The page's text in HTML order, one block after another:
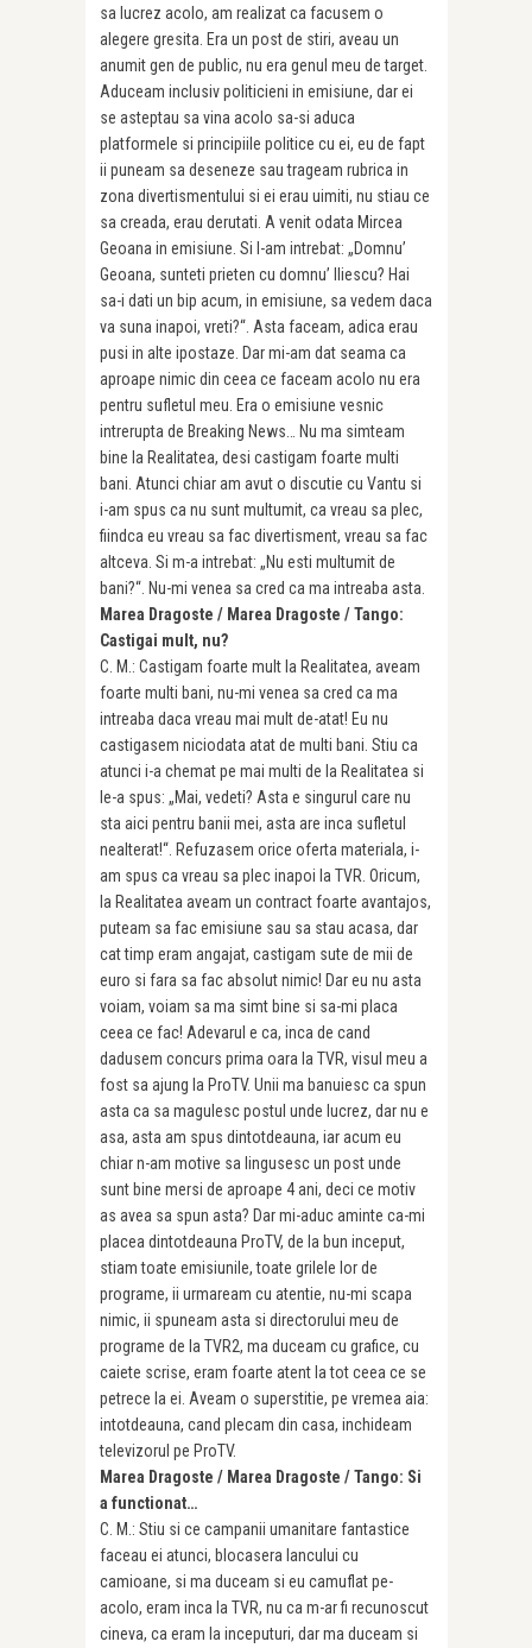
sa lucrez acolo, am realizat ca facusem o
alegere gresita. Era un post de stiri, aveau un
anumit gen de public, nu era genul meu de target.
Aduceam inclusiv politicieni in emisiune, dar ei
se asteptau sa vina acolo sa-si aduca
platformele si principiile politice cu ei, eu de fapt
ii puneam sa deseneze sau trageam rubrica in
zona divertismentului si ei erau uimiti, nu stiau ce
sa creada, erau derutati. A venit odata Mircea
Geoana in emisiune. Si l-am intrebat: „Domnu’
Geoana, sunteti prieten cu domnu’ Iliescu? Hai
sa-i dati un bip acum, in emisiune, sa vedem daca
va suna inapoi, vreti?“. Asta faceam, adica erau
pusi in alte ipostaze. Dar mi-am dat seama ca
aproape nimic din ceea ce faceam acolo nu era
pentru sufletul meu. Era o emisiune vesnic
intrerupta de Breaking News… Nu ma simteam
bine la Realitatea, desi castigam foarte multi
bani. Atunci chiar am avut o discutie cu Vantu si
i-am spus ca nu sunt multumit, ca vreau sa plec,
fiindca eu vreau sa fac divertisment, vreau sa fac
altceva. Si m-a intrebat: „Nu esti multumit de
bani?“. Nu-mi venea sa cred ca ma intreaba asta.
Marea Dragoste / Marea Dragoste / Tango:
Castigai mult, nu?
C. M.: Castigam foarte mult la Realita­tea, aveam
foarte multi bani, nu-mi venea sa cred ca ma
intreaba daca vreau mai mult de-atat! Eu nu
castigasem niciodata atat de multi bani. Stiu ca
atunci i-a che­mat pe mai multi de la Realitatea si
le-a spus: „Mai, vedeti? Asta e singurul care nu
sta aici pentru banii mei, asta are inca sufletul
nealterat!“. Refuzasem orice oferta materiala, i-
am spus ca vreau sa plec inapoi la TVR. Oricum,
la Realitatea aveam un contract foarte avantajos,
puteam sa fac emisiune sau sa stau acasa, dar
cat timp eram angajat, castigam sute de mii de
euro si fara sa fac absolut nimic! Dar eu nu asta
voiam, voiam sa ma simt bine si sa-mi placa
ceea ce fac! Adevarul e ca, inca de cand
dadusem concurs prima oara la TVR, visul meu a
fost sa ajung la ProTV. Unii ma banuiesc ca spun
asta ca sa magulesc postul unde lucrez, dar nu e
asa, asta am spus dintotdeauna, iar acum eu
chiar n-am motive sa lingusesc un post unde
sunt bine mersi de aproape 4 ani, deci ce motiv
as avea sa spun asta? Dar mi-aduc aminte ca-mi
placea dintotdeauna ProTV, de la bun inceput,
stiam toate emisiunile, toate grilele lor de
programe, ii urmaream cu atentie, nu-mi scapa
nimic, ii spuneam asta si directorului meu de
programe de la TVR2, ma duceam cu grafice, cu
caiete scrise, eram foarte atent la tot ceea ce se
petrece la ei. Aveam o superstitie, pe vremea aia:
intotdeauna, cand plecam din casa, inchideam
televizorul pe ProTV.
Marea Dragoste / Marea Dragoste / Tango: Si
a functionat…
C. M.: Stiu si ce campanii umanitare fantastice
faceau ei atunci, blocasera Iancului cu
camioane, si ma duceam si eu camuflat pe-
acolo, eram inca la TVR, nu ca m-ar fi recunoscut
cineva, ca eram la inceputuri, dar ma duceam si